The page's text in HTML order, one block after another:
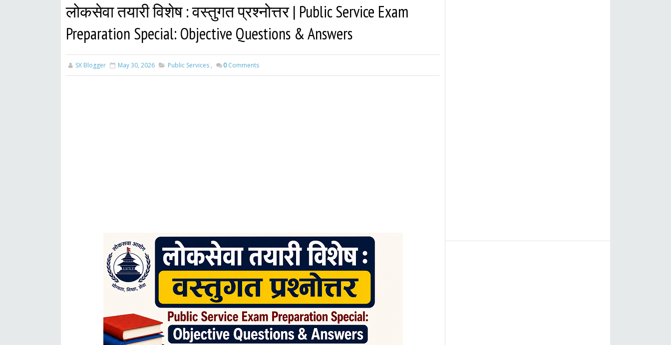
लोकसेवा तयारी विशेष : वस्तुगत प्रश्नोत्तर | Public Service Exam
Preparation Special: Objective Questions & Answers
SX Blogger May 30, 2026 Public Services , 0 Comments